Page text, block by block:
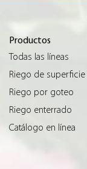
Productos
Todas las líneas
Riego de superficie
Riego por goteo
Riego enterrado
Catálogo en línea